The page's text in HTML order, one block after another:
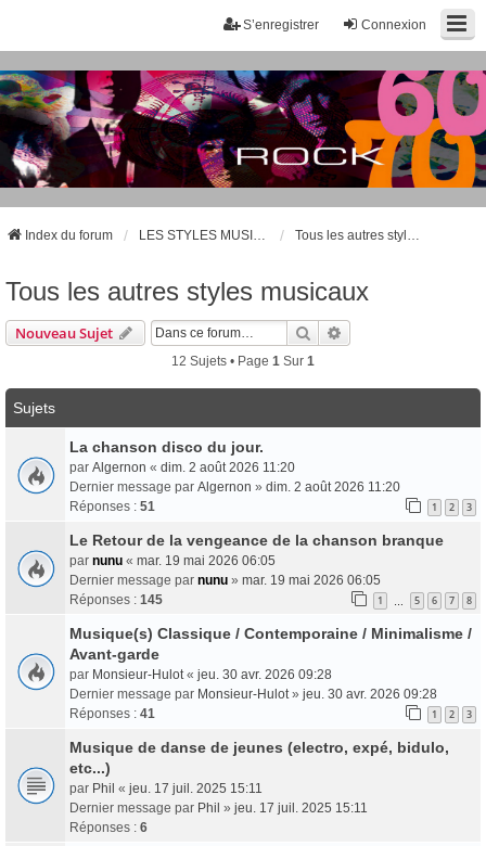
Connexion
S’enregistrer
Index du forum
Tous les autres styles musicaux
Nouveau Sujet Rechercher
12 Sujets • Page 1 Sur 1
Sujets
La chanson disco du jour.
par Algernon « dim. 2 août 2026 11:20
Dernier message par Algernon » dim. 2 août 2026 11:20
Réponses : 51 1 2 3
Le Retour de la vengeance de la chanson branque
par nunu « mar. 19 mai 2026 06:05
Dernier message par nunu » mar. 19 mai 2026 06:05
Réponses : 145 1 5 6 7 8
Musique(s) Classique / Contemporaine / Minimalisme /
Avant-garde
par Monsieur-Hulot « jeu. 30 avr. 2026 09:28
Dernier message par Monsieur-Hulot » jeu. 30 avr. 2026 09:28
Réponses : 41 1 2 3
Musique de danse de jeunes (electro, expé, bidulo,
etc...)
par Phil « jeu. 17 juil. 2025 15:11
Dernier message par Phil » jeu. 17 juil. 2025 15:11
Réponses : 6